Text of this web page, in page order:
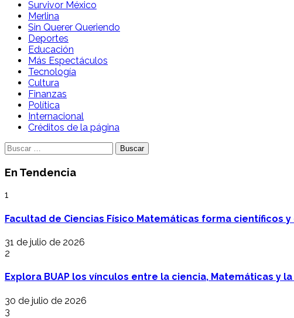
Survivor México
Merlina
Sin Querer Queriendo
Deportes
Educación
Más Espectáculos
Tecnología
Cultura
Finanzas
Política
Internacional
Créditos de la página
Buscar:
En Tendencia
1
Facultad de Ciencias Físico Matemáticas forma científicos
31 de julio de 2026
2
Explora BUAP los vínculos entre la ciencia, Matemáticas y
30 de julio de 2026
3